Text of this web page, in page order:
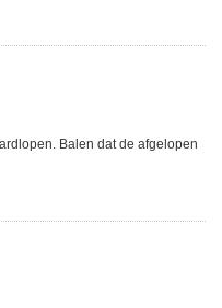
Balen dat de afgelopen